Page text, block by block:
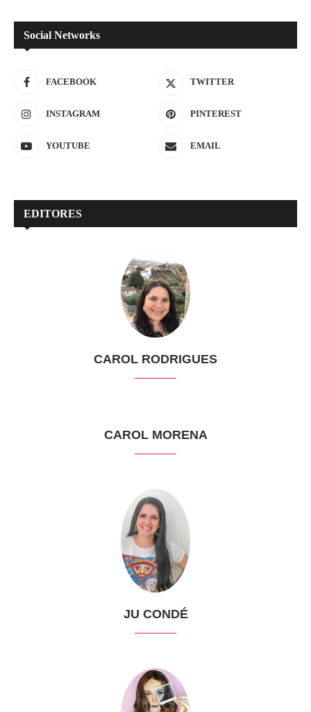
Social Networks
FACEBOOK TWITTER
INSTAGRAM PINTEREST
YOUTUBE EMAIL
EDITORES
CAROL RODRIGUES
CAROL MORENA
JU CONDÉ